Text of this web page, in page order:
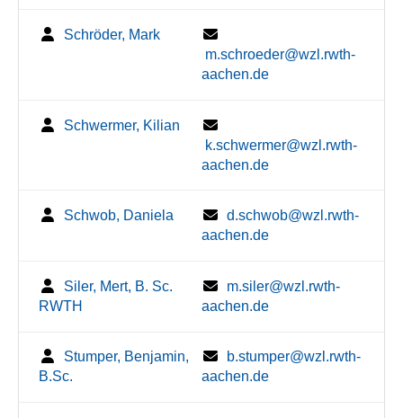
Schröder, Mark
m.schroeder@wzl.rwth-
aachen.de
Schwermer, Kilian
k.schwermer@wzl.rwth-
aachen.de
Schwob, Daniela
d.schwob@wzl.rwth-
aachen.de
Siler, Mert, B. Sc.
RWTH
m.siler@wzl.rwth-
aachen.de
Stumper, Benjamin,
B.Sc.
b.stumper@wzl.rwth-
aachen.de